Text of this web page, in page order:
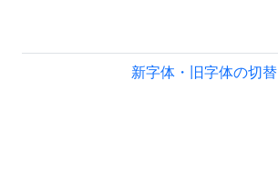
新字体・旧字体の切替